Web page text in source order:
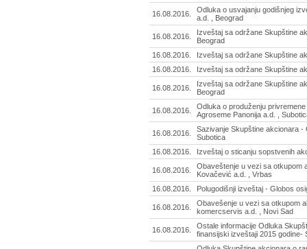
16.08.2016.
Odluka o usvajanju godišnjeg
a.d. , Beograd
16.08.2016.
Izveštaj sa održane Skupštine
Beograd
16.08.2016.
Izveštaj sa održane Skupštine
16.08.2016.
Izveštaj sa održane Skupštine
16.08.2016.
Izveštaj sa održane Skupštine
Beograd
16.08.2016.
Odluka o produženju
Agroseme Panonija a.d. ,
16.08.2016.
Sazivanje Skupštine akcionara
Subotica
16.08.2016.
Izveštaj o sticanju sopstvenih
16.08.2016.
Obaveštenje u vezi sa otkupom
Kovačević a.d. , Vrbas
16.08.2016.
Polugodišnji izveštaj - Globos
16.08.2016.
Obavešenje u vezi sa otkupom
komercservis a.d. , Novi Sad
16.08.2016.
Ostale informacije Odluka
finansijski izveštaji 2015 godine-